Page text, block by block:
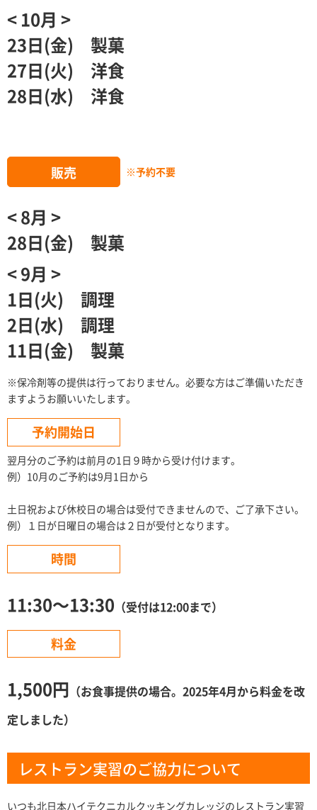
< 10月 >
23日(金) 製菓
27日(火) 洋食
28日(水) 洋食
販売 ※予約不要
< 8月 >
28日(金) 製菓
< 9月 >
1日(火) 調理
2日(水) 調理
11日(金) 製菓
※保冷剤等の提供は行っておりません。必要な方はご準備いただき
ますようお願いいたします。
予約開始日
翌月分のご予約は前月の1日９時から受け付けます。
例）10月のご予約は9月1日から
土日祝および休校日の場合は受付できませんので、ご了承下さい。
例）１日が日曜日の場合は２日が受付となります。
時間
11:30～13:30 （受付は12:00まで）
料金
1,500円 （お食事提供の場合。2025年4月から料金を改
定しました）
レストラン実習のご協力について
いつも北日本ハイテクニカルクッキングカレッジのレストラン実習